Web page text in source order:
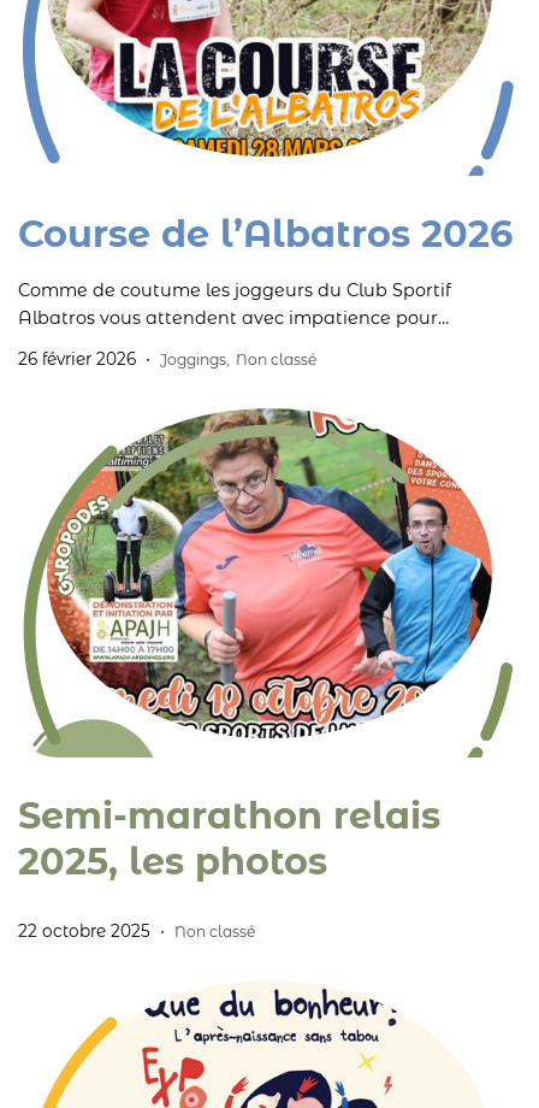
Course de l’Albatros 2026
Comme de coutume les joggeurs du Club Sportif
Albatros vous attendent avec impatience pour
sportive.Comme l’an dernier, les lauréats des différentes
par des paniers garnis de produits fabriqués dans les
Ateliers de l’Albatros – Ferme & Maraîchage de
Poteaupré.Rendez-vous le samedi 28 mars […]
26 février 2026 Joggings Non classé
Semi-marathon relais
2025, les photos
22 octobre 2025 Non classé